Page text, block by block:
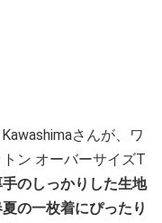
さんが、ワ
ン オーバーサイズT
手のしっかりした生地
の一枚着にぴったり